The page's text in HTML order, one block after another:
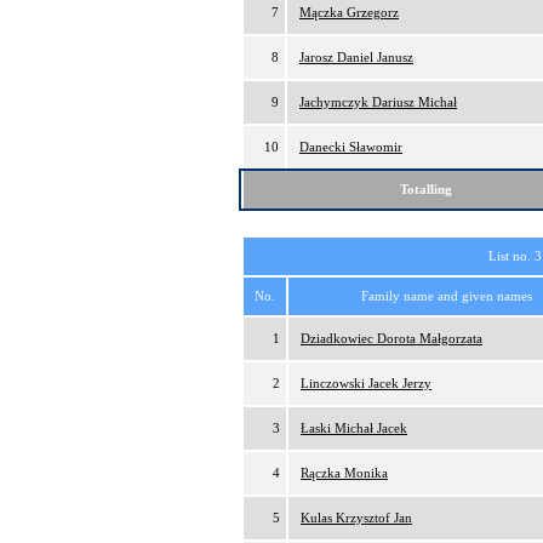
7 Mączka Grzegorz
8 Jarosz Daniel Janusz
9 Jachymczyk Dariusz Michał
10 Danecki Sławomir
Totalling
List no.
No. Family name and given names
1 Dziadkowiec Dorota Małgorzata
2 Linczowski Jacek Jerzy
3 Łaski Michał Jacek
4 Rączka Monika
5 Kulas Krzysztof Jan